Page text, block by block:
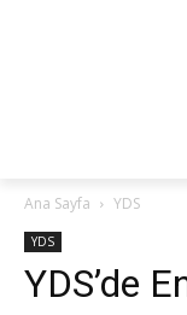
Ana Sayfa YDS
YDS
YDS’de